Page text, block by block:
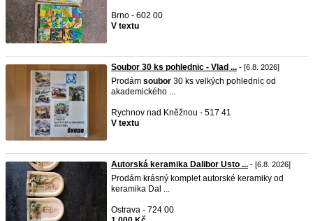
Brno - 602 00
V textu
Soubor 30 ks pohlednic - Vlad ... - [6.8. 2026]
Prodám soubor 30 ks velkých pohlednic od
akademického ...
Rychnov nad Kněžnou - 517 41
V textu
Autorská keramika Dalibor Usto ... - [6.8. 2026]
Prodám krásný komplet autorské keramiky od
keramika Dal ...
Ostrava - 724 00